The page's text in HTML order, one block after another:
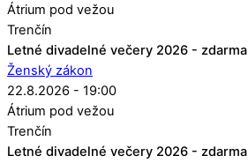
Átrium pod vežou
Trenčín
Letné divadelné večery 2026 - zdarma
Ženský zákon
22.8.2026 - 19:00
Átrium pod vežou
Trenčín
Letné divadelné večery 2026 - zdarma